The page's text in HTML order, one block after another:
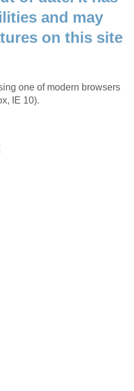
and may
on this site
one of modern browsers
IE 10).